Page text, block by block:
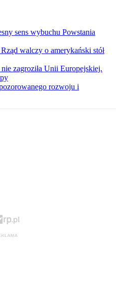
sens wybuchu Powstania
walczy o amerykański stół
zagroziła Unii Europejskiej.
rozwoju i